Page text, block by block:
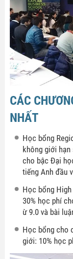
CÁC
NHẤT
Học bổng
không giới
cho bậc Đại
tiếng Anh đầu
Học bổng
30% học phí
ừ 9.0 và bài
Học bổng cho
giới: 10% học